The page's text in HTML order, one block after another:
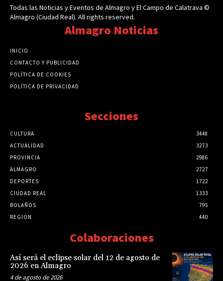
Todas las Noticias y Eventos de Almagro y El Campo de Calatrava ©
Almagro (Ciudad Real). All rights reserved.
Almagro Noticias
INICIO
CONTACTO Y PUBLICIDAD
POLÍTICA DE COOKIES
POLÍTICA DE PRIVACIDAD
Secciones
CULTURA
3448
ACTUALIDAD
3273
PROVINCIA
2986
ALMAGRO
2727
DEPORTES
1722
CIUDAD REAL
1333
BOLAÑOS
795
REGION
440
Colaboraciones
Así será el eclipse solar del 12 de agosto de
2026 en Almagro
4 de agosto de 2026